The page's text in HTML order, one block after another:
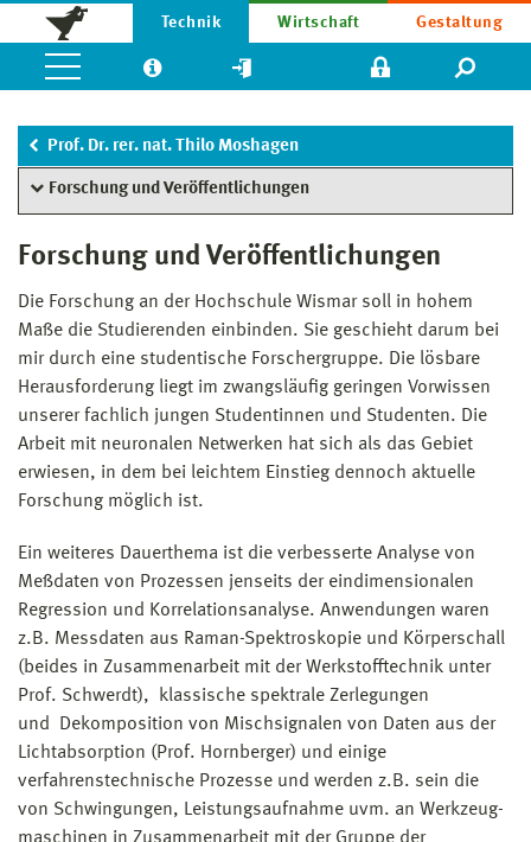
Technik Wirtschaft Gestaltung
Prof. Dr. rer. nat. Thilo Moshagen
Forschung und Veröffentlichungen
Forschung und Veröffentlichungen
Die Forschung an der Hochschule Wismar soll in hohem
Maße die Studierenden einbinden. Sie geschieht darum bei
mir durch eine studentische Forschergruppe. Die lösbare
Herausforderung liegt im zwangsläufig geringen Vorwissen
unserer fachlich jungen Studentinnen und Studenten. Die
Arbeit mit neuronalen Netwerken hat sich als das Gebiet
erwiesen, in dem bei leichtem Einstieg dennoch aktuelle
Forschung möglich ist.
Ein weiteres Dauerthema ist die verbesserte Analyse von
Meßdaten von Prozessen jenseits der eindimensionalen
Regression und Korrelationsanalyse. Anwendungen waren
z.B. Messdaten aus Raman-Spektros­kopie und Körperschall
(beides in Zusammen­arbeit mit der Werkstofftechnik unter
Prof. Schwerdt), klassische spektrale Zerlegungen
und Dekomposition von Mischsignalen von Daten aus der
Lichtabsorption (Prof. Hornberger) und einige
verfahrenstechnische Prozesse und werden z.B. sein die
von Schwingungen, Leistungsaufnahme uvm. an Werk­zeug­
maschinen in Zusammen­arbeit mit der Gruppe der